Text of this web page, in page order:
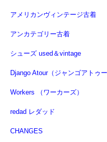
アメリカンヴィンテージ古着
アンカテゴリー古着
シューズ used＆vintage
Django Atour（ジャンゴアトゥー
Workers （ワーカーズ）
redad レダッド
CHANGES